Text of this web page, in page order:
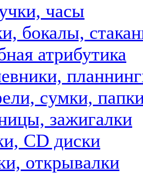
часы
бокалы,
атрибутика
сумки,
зажигалки
CD диски
открывалки